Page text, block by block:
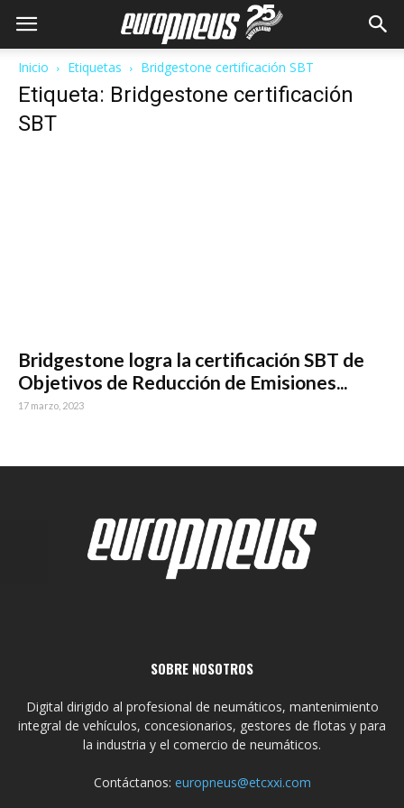
Inicio Etiquetas Bridgestone certificación SBT
Etiqueta: Bridgestone certificación
SBT
Bridgestone logra la certificación SBT de
Objetivos de Reducción de Emisiones...
17 marzo, 2023
SOBRE NOSOTROS
Digital dirigido al profesional de neumáticos, mantenimiento
integral de vehículos, concesionarios, gestores de flotas y para
la industria y el comercio de neumáticos.
Contáctanos: europneus@etcxxi.com